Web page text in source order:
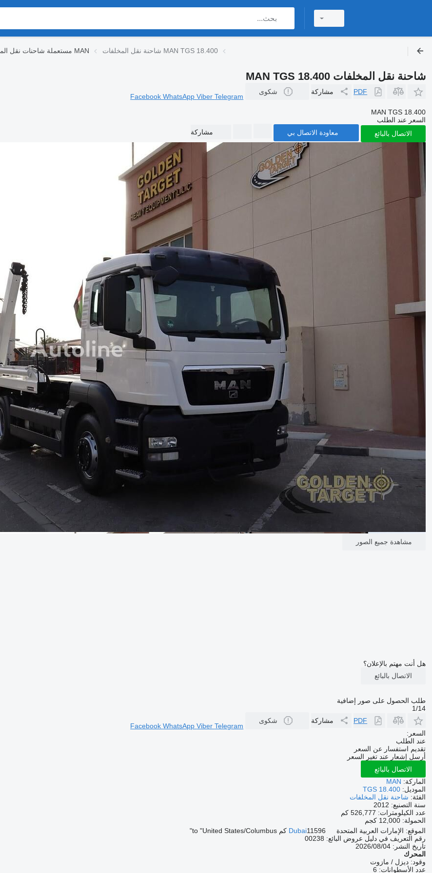
مستعملة شاحنات نقل المخلفات MAN شاحنة نقل المخلفات MAN TGS 18.400
شاحنة نقل المخلفات MAN TGS 18.400
PDF مشاركة شكوى
FacebookWhatsAppViberTelegram
MAN TGS 18.400
السعر عند الطلب
الاتصال بالبائع
معاودة الاتصال بي مشاركة
مشاهدة جميع الصور
هل أنت مهتم بالإعلان؟
الاتصال بالبائع
طلب الحصول على صور إضافية
1/14
PDF
مشاركة شكوى
FacebookWhatsAppViberTelegram
السعر:
عند الطلب
تقديم استفسار عن السعر
أرسل إشعار عند تغير السعر
الاتصال بالبائع
الماركة: MAN
الموديل: TGS 18.400
الفئة: شاحنة نقل المخلفات
سنة التصنيع: 2012
عدد الكيلومترات: 526,777 كم
الحمولة: 12,000 كجم
الموقع: الإمارات العربية المتحدة Dubai11596 كم to "United States/Columbus"
رقم التعريف في دليل عروض البائع: 00238
تاريخ النشر: 04‏/08‏/2026
المحرك
وقود: ديزل / مازوت
عدد الأسطوانات: 6